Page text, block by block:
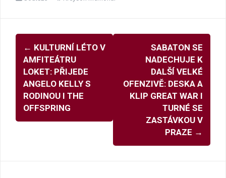
Navigace
pro
příspěvky
← KULTURNÍ LÉTO V
AMFITEÁTRU
LOKET: PŘIJEDE
ANGELO KELLY S
RODINOU I THE
OFFSPRING
SABATON SE
NADECHUJE K
DALŠÍ VELKÉ
OFENZIVĚ: DESKA A
KLIP GREAT WAR I
TURNÉ SE
ZASTÁVKOU V
PRAZE →